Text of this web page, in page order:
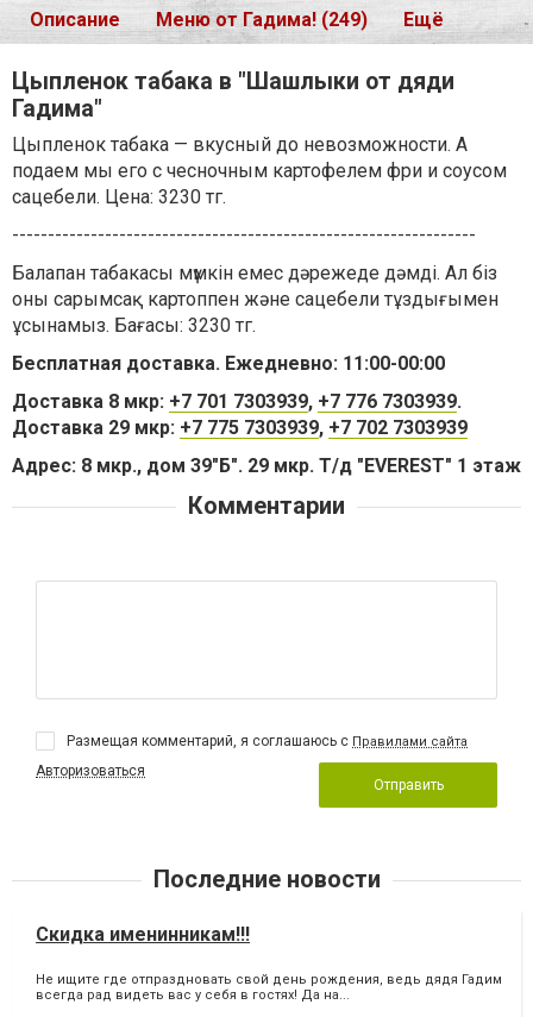
Описание Меню от Гадима! (249) Ещё
Цыпленок табака в "Шашлыки от дяди
Гадима"
Цыпленок табака — вкусный до невозможности. А
подаем мы его с чесночным картофелем фри и соусом
сацебели. Цена: 3230 тг.
-----------------------------------------------------------------
Балапан табакасы мүмкін емес дәрежеде дәмді. Ал біз
оны сарымсақ картоппен және сацебели тұздығымен
ұсынамыз. Бағасы: 3230 тг.
Бесплатная доставка. Ежедневно: 11:00-00:00
Доставка 8 мкр: +7 701 7303939, +7 776 7303939.
Доставка 29 мкр: +7 775 7303939, +7 702 7303939
Адрес: 8 мкр., дом 39"Б". 29 мкр. Т/д "EVEREST" 1 этаж
Комментарии
Размещая комментарий, я соглашаюсь с Правилами сайта
Авторизоваться
Отправить
Последние новости
Скидка именинникам!!!
Не ищите где отпраздновать свой день рождения, ведь дядя Гадим
всегда рад видеть вас у себя в гостях! Да на...